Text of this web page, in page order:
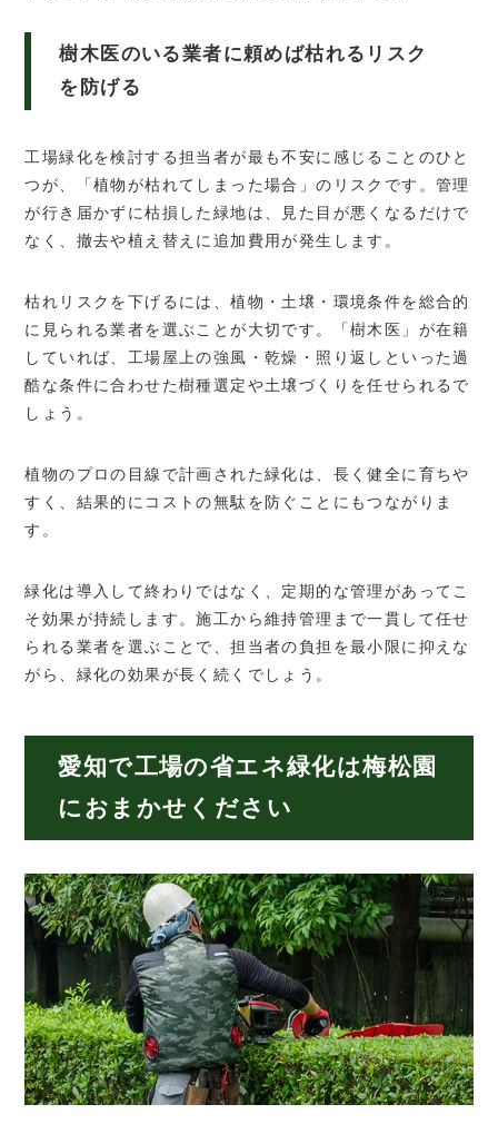
樹木医のいる業者に頼めば枯れるリスク
を防げる
工場緑化を検討する担当者が最も不安に感じることのひと
つが、「植物が枯れてしまった場合」のリスクです。管理
が行き届かずに枯損した緑地は、見た目が悪くなるだけで
なく、撤去や植え替えに追加費用が発生します。
枯れリスクを下げるには、植物・土壌・環境条件を総合的
に見られる業者を選ぶことが大切です。「樹木医」が在籍
していれば、工場屋上の強風・乾燥・照り返しといった過
酷な条件に合わせた樹種選定や土壌づくりを任せられるで
しょう。
植物のプロの目線で計画された緑化は、長く健全に育ちや
すく、結果的にコストの無駄を防ぐことにもつながりま
す。
緑化は導入して終わりではなく、定期的な管理があってこ
そ効果が持続します。施工から維持管理まで一貫して任せ
られる業者を選ぶことで、担当者の負担を最小限に抑えな
がら、緑化の効果が長く続くでしょう。
愛知で工場の省エネ緑化は梅松園
におまかせください